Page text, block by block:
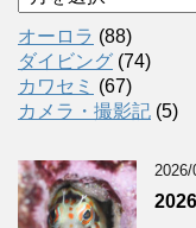
ー
カ
イ
ブ
オーロラ (88)
ダイビング (74)
カワセミ (67)
カメラ・撮影記 (5)
2026/